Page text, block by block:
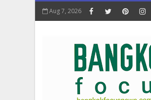
Aug 7, 2026